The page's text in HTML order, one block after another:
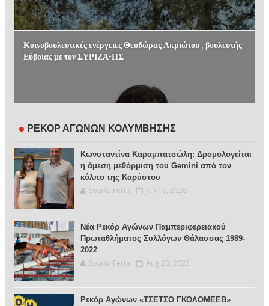
Κοινοβουλευτικές ενέργειες Θεοδώρας Ακριώτου , βουλευτής
Εύβοιας με τον ΣΥΡΙΖΑ-ΠΣ
ΡΕΚΟΡ ΑΓΩΝΩΝ ΚΟΛΥΜΒΗΣΗΣ
Κωνσταντίνα Καραμπατσώλη: Δρομολογείται
η άμεση μεθόρμιση του Gemini από τον
κόλπο της Καρύστου
Sourta Ferta Jun 19, 2026
Νέα Ρεκόρ Αγώνων Παμπεριφερειακού
Πρωταθλήματος Συλλόγων Θάλασσας 1989-
2022
Sourta Ferta Aug 23, 2023
Ρεκόρ Αγώνων «ΤΣΕΤΣΟ ΓΚΟΛΟΜΕΕΒ»